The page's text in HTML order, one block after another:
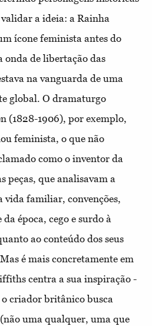
a ideia: a Rainha
ícone feminista antes do
onda de libertação das
na vanguarda de uma
global. O dramaturgo
(1828-1906), por exemplo,
feminista, o que não
como o inventor da
peças, que analisavam a
vida familiar, convenções,
época, cego e surdo à
ao conteúdo dos seus
é mais concretamente em
centra a sua inspiração -
o criador britânico busca
uma qualquer, uma que